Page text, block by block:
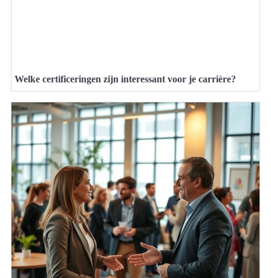
Welke certificeringen zijn interessant voor je carrière?